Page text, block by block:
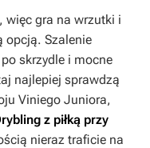
więc gra na wrzutki i
opcją. Szalenie
skrzydle i mocne
najlepiej sprawdzą
Viniego Juniora,
z piłką przy
nieraz traficie na